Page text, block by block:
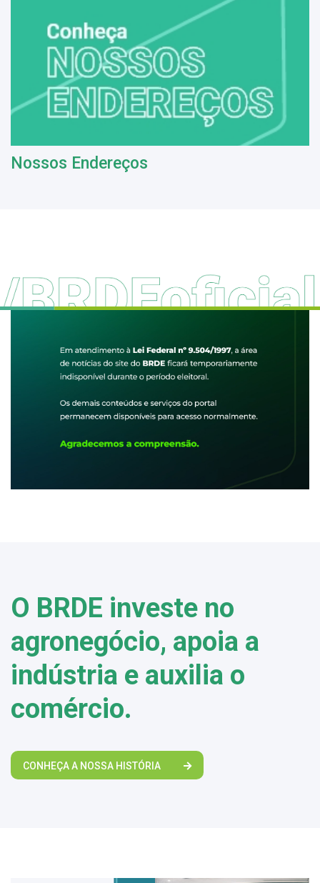
Nossos Endereços
O BRDE investe no
agronegócio, apoia a
indústria e auxilia o
comércio.
CONHEÇA A NOSSA HISTÓRIA